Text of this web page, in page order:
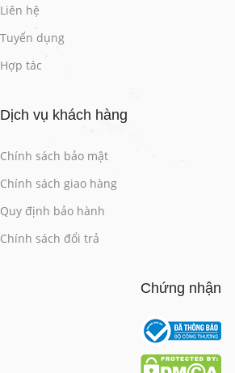
Liên hệ
Tuyển dụng
Hợp tác
Dịch vụ khách hàng
Chính sách bảo mật
Chính sách giao hàng
Quy định bảo hành
Chính sách đổi trả
Chứng nhận